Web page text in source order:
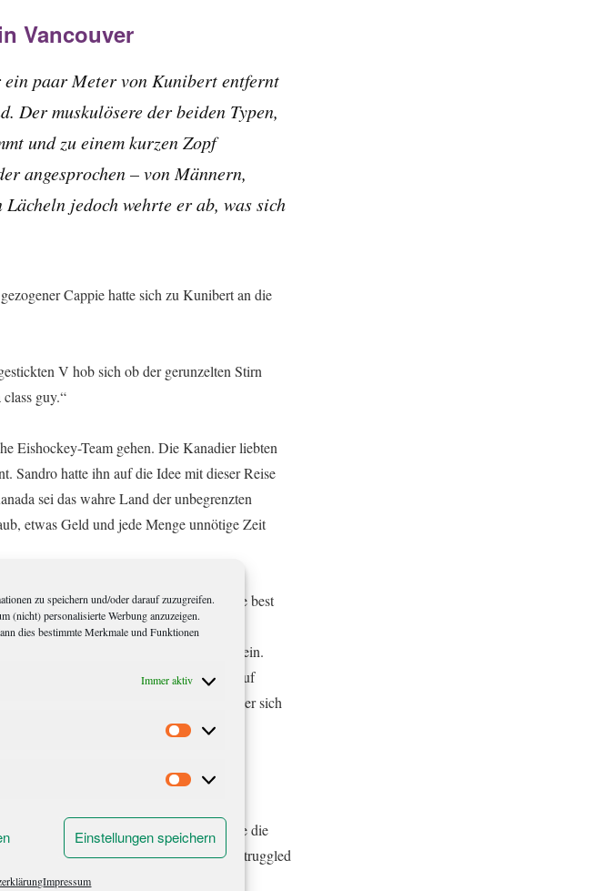
zu speichern und/oder darauf zuzugreifen.
(nicht) personalisierte Werbung anzuzeigen.
dies bestimmte Merkmale und Funktionen
Immer aktiv
Statistiken
Marketing
Einstellungen speichern
Impressum
Vancouver
paar Meter von Kunibert entfernt
Der muskulösere der beiden Typen,
und zu einem kurzen Zopf
angesprochen – von Männern,
jedoch wehrte er ab, was sich
Cappie hatte sich zu Kunibert an die
V hob sich ob der gerunzelten Stirn
guy.“
Eishockey-Team gehen. Die Kanadier liebten
Sandro hatte ihn auf die Idee mit dieser Reise
sei das wahre Land der unbegrenzten
etwas Geld und jede Menge unnötige Zeit
an und deutete zum Tisch. „Lou is the best
noch auf Englisch eine bessere Antwort ein.
Ozean geschafft, saß nun aber wieder auf
das vor ihm stand. Schließlich musste er sich
sein Cappie ab.
Luongo in seiner besten Zeit mit bereits
„Twelve years“, rief er und versuchte die
Million Dollars!“ Aber dann sei er gestruggled
sei.